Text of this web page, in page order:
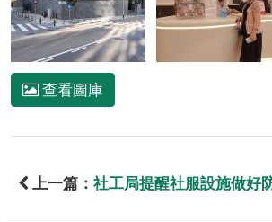
查看圖庫
上一篇： 社工局提醒社服設施做好